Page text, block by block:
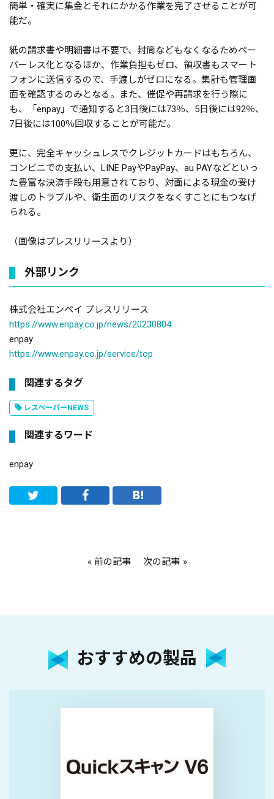
簡単・確実に集金とそれにかかる作業を完了させることが可
能だ。
紙の請求書や明細書は不要で、封筒などもなくなるためペー
パーレス化となるほか、作業負担もゼロ、領収書もスマート
フォンに送信するので、手渡しがゼロになる。集計も管理画
面を確認するのみとなる。また、催促や再請求を行う際に
も、「enpay」で通知すると3日後には73％、5日後には92％、
7日後には100％回収することが可能だ。
更に、完全キャッシュレスでクレジットカードはもちろん、
コンビニでの支払い、LINE PayやPayPay、au PAYなどといっ
た豊富な決済手段も用意されており、対面による現金の受け
渡しのトラブルや、衛生面のリスクをなくすことにもつなげ
られる。
（画像はプレスリリースより）
外部リンク
株式会社エンペイ プレスリリース
https://www.enpay.co.jp/news/20230804
enpay
https://www.enpay.co.jp/service/top
関連するタグ
レスペーパーNEWS
関連するワード
enpay
前の記事 次の記事
おすすめの製品